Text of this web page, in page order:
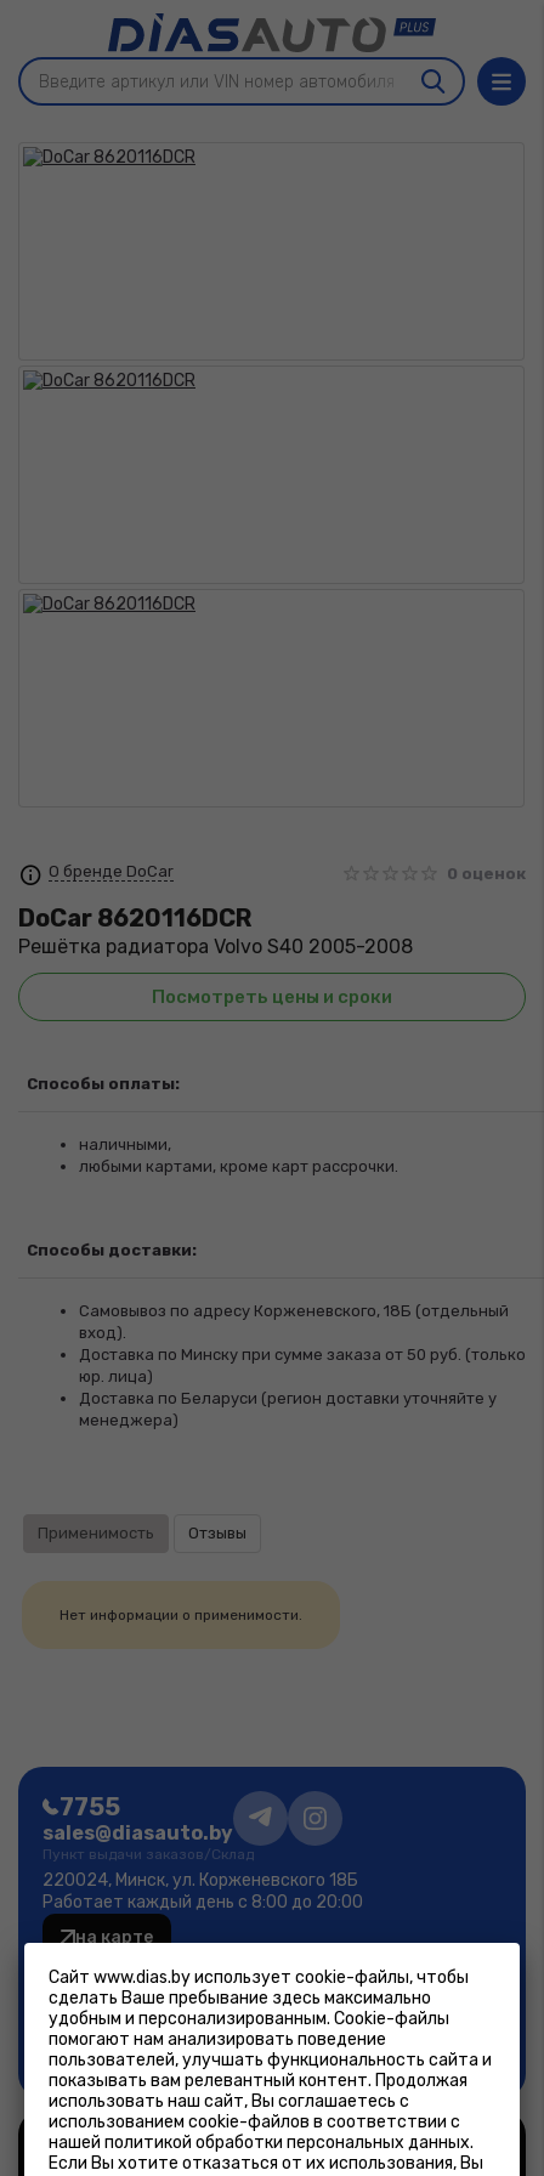
Сайт www.dias.by использует cookie-файлы, чтобы
сделать Ваше пребывание здесь максимально
удобным и персонализированным. Cookie-файлы
помогают нам анализировать поведение
пользователей, улучшать функциональность сайта и
показывать вам релевантный контент. Продолжая
использовать наш сайт, Вы соглашаетесь с
использованием cookie-файлов в соответствии с
нашей политикой обработки персональных данных.
Если Вы хотите отказаться от их использования, Вы
О бренде DoCar 0 оценок
DoCar 8620116DCR
Решётка радиатора Volvo S40 2005-2008
Посмотреть цены и сроки
Способы оплаты:
наличными,
любыми картами, кроме карт рассрочки.
Способы доставки:
Самовывоз по адресу Корженевского, 18Б (отдельный
вход).
Доставка по Минску при сумме заказа от 50 руб. (только
юр. лица)
Доставка по Беларуси (регион доставки уточняйте у
менеджера)
Применимость Отзывы
Нет информации о применимости.
7755
sales@diasauto.by
Пункт выдачи заказов/Склад
220024, Минск, ул. Корженевского 18Б
Работает каждый день с 8:00 до 20:00
на карте
Фирменный магазин
Минск, ул.Лещинского 14А
пн-пт 9:00-19:00; сб-вс 9:00-18:00
на карте
©2026, ООО «ДиасАвтоПлюс»– интернет-магазин
автозапчастей.